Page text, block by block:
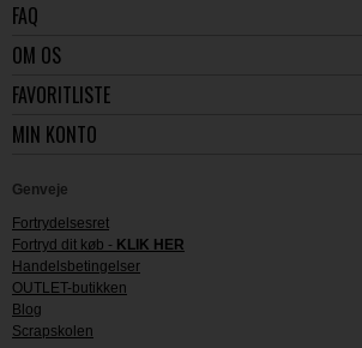
FAQ
OM OS
FAVORITLISTE
MIN KONTO
Genveje
Fortrydelsesret
Fortryd dit køb - KLIK HER
Handelsbetingelser
OUTLET-butikken
Blog
Scrapskolen